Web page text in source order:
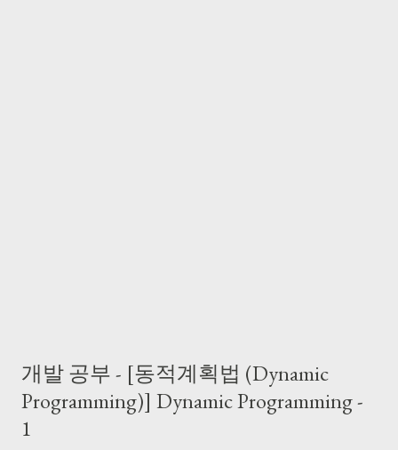
개발 공부 - [동적계획법 (Dynamic
Programming)] Dynamic Programming -
1